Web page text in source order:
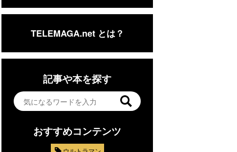
TELEMAGA.net とは？
記事や本を探す
おすすめコンテンツ